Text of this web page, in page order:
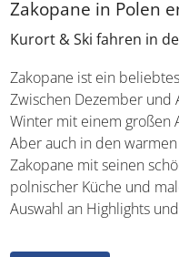
Zakopane in Polen
Kurort & Ski fahren in
Zakopane ist ein
Zwischen Dezember
Winter mit einem großen
Aber auch in den
Zakopane mit seinen
polnischer Küche und
Auswahl an Highlights